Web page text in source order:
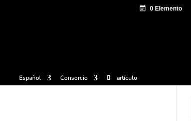
Español Consorcio artículo